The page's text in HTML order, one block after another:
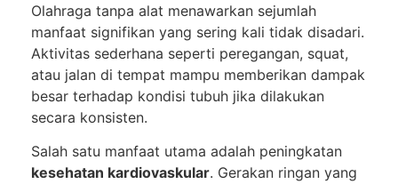
Olahraga tanpa alat menawarkan sejumlah
manfaat signifikan yang sering kali tidak disadari.
Aktivitas sederhana seperti peregangan, squat,
atau jalan di tempat mampu memberikan dampak
besar terhadap kondisi tubuh jika dilakukan
secara konsisten.
Salah satu manfaat utama adalah peningkatan
kesehatan kardiovaskular. Gerakan ringan yang